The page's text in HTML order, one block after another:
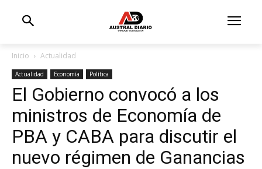
Inicio Actualidad
Actualidad Economía Política
El Gobierno convocó a los
ministros de Economía de
PBA y CABA para discutir el
nuevo régimen de Ganancias